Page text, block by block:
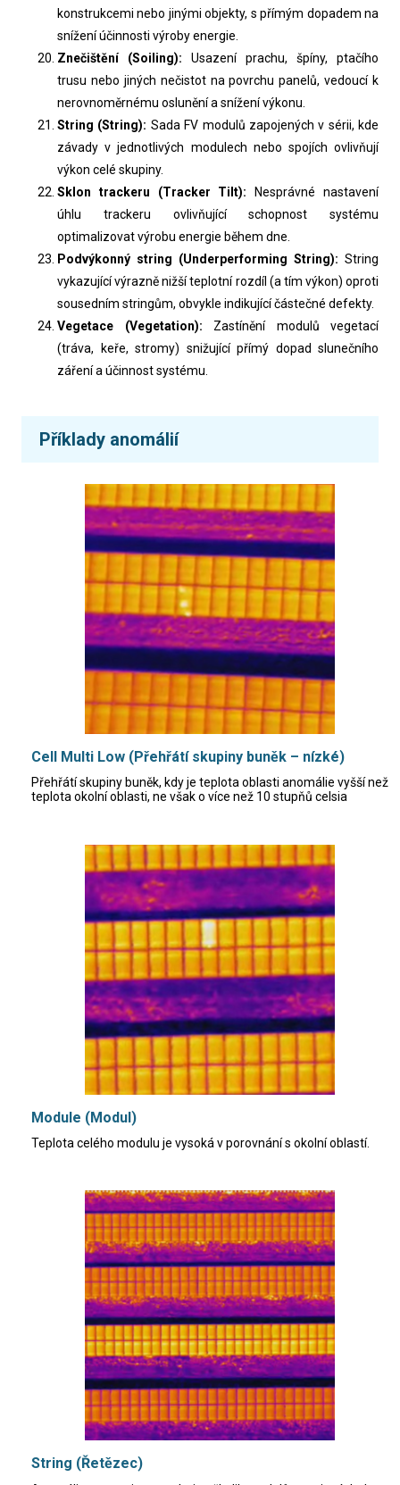
konstrukcemi nebo jinými objekty, s přímým dopadem na
snížení účinnosti výroby energie.
Znečištění (Soiling): Usazení prachu, špíny, ptačího
trusu nebo jiných nečistot na povrchu panelů, vedoucí k
nerovnoměrnému oslunění a snížení výkonu.
String (String): Sada FV modulů zapojených v sérii, kde
závady v jednotlivých modulech nebo spojích ovlivňují
výkon celé skupiny.
Sklon trackeru (Tracker Tilt):
Nesprávné nastavení
úhlu trackeru ovlivňující schopnost systému
optimalizovat výrobu energie během dne.
Podvýkonný string (Underperforming String): String
vykazující výrazně nižší teplotní rozdíl (a tím výkon) oproti
sousedním stringům, obvykle indikující částečné defekty.
Vegetace (Vegetation): Zastínění modulů vegetací
(tráva, keře, stromy) snižující přímý dopad slunečního
záření a účinnost systému.
Příklady anomálií
Cell Multi Low (Přehřátí skupiny buněk – nízké)
Přehřátí skupiny buněk, kdy je teplota oblasti anomálie vyšší než
teplota okolní oblasti, ne však o více než 10 stupňů celsia
Module (Modul)
Teplota celého modulu je vysoká v porovnání s okolní oblastí.
String (Řetězec)